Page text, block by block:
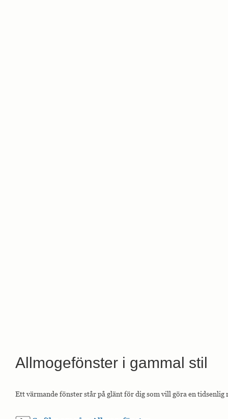
Allmogefönster i gammal stil
Ett värmande fönster står på glänt för dig som vill göra en